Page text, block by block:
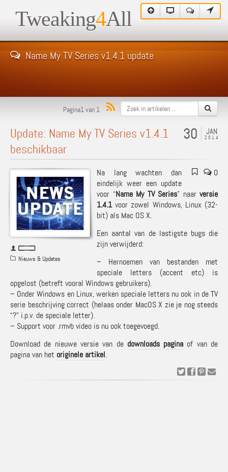
Tweaking4All
Name My TV Series v1.4.1 update
Pagina1 van 1
JAN
2014
30
Update: Name My TV Series v1.4.1
beschikbaar
Nieuws & Updates
0
Na lang wachten dan
eindelijk weer een update
voor “Name My TV Series” naar versie
1.4.1voor zowel Windows, Linux (32-
bit) als Mac OS X.
Een aantal van de lastigste bugs die
zijn verwijderd:
– Hernoemen van bestanden met
speciale letters (accent etc) is
opgelost (betreft vooral Windows gebruikers).
– Onder Windows en Linux, werken speciale letters nu ook in de TV
serie beschrijving correct (helaas onder MacOS X zie je nog steeds
“?” i.p.v. de speciale letter).
– Support voor .rmvb video is nu ook toegevoegd.
Download de nieuwe versie van de downloads pagina of van de
pagina van het originele artikel.